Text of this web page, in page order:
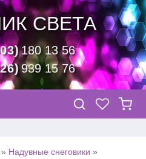
СВЕТА
180 13 56
939 15 76
» Надувные снеговики »